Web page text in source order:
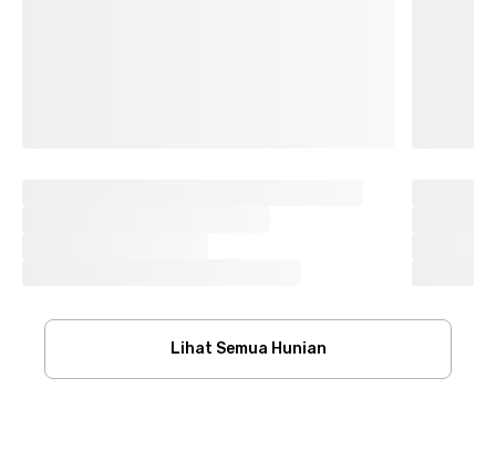
Lihat Semua Hunian